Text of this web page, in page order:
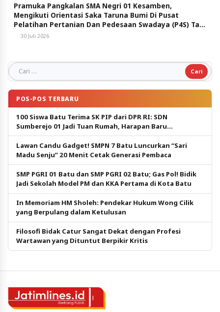
Pramuka Pangkalan SMA Negri 01 Kesamben,
Mengikuti Orientasi Saka Taruna Bumi Di Pusat
Pelatihan Pertanian Dan Pedesaan Swadaya (P4S) Tani
Makmur Jaya Kabupaten Blitar.
30 Juli 2026
Cari untuk:
POS-POS TERBARU
100 Siswa Batu Terima SK PIP dari DPR RI: SDN
Sumberejo 01 Jadi Tuan Rumah, Harapan Baru
Pendidikan Gratis
Lawan Candu Gadget! SMPN 7 Batu Luncurkan “Sari
Madu Senju” 20 Menit Cetak Generasi Pembaca
SMP PGRI 01 Batu dan SMP PGRI 02 Batu; Gas Pol! Bidik
Jadi Sekolah Model PM dan KKA Pertama di Kota Batu
In Memoriam HM Sholeh: Pendekar Hukum Wong Cilik
yang Berpulang dalam Ketulusan
Filosofi Bidak Catur Sangat Dekat dengan Profesi
Wartawan yang Dituntut Berpikir Kritis